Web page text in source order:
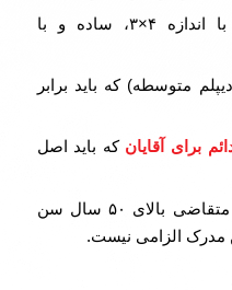
جدید، با اندازه ۴×۳، ساده و با
متوسطه) که باید برابر
برای آقایان که باید اصل
در صورتی که متقاضی بالای ۵۰ سال سن
مدرک الزامی نیست.